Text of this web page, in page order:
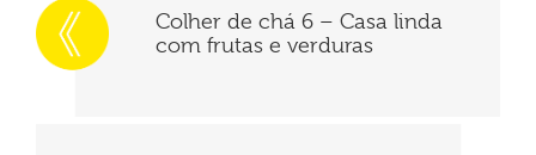
Colher de chá 6 – Casa linda
com frutas e verduras